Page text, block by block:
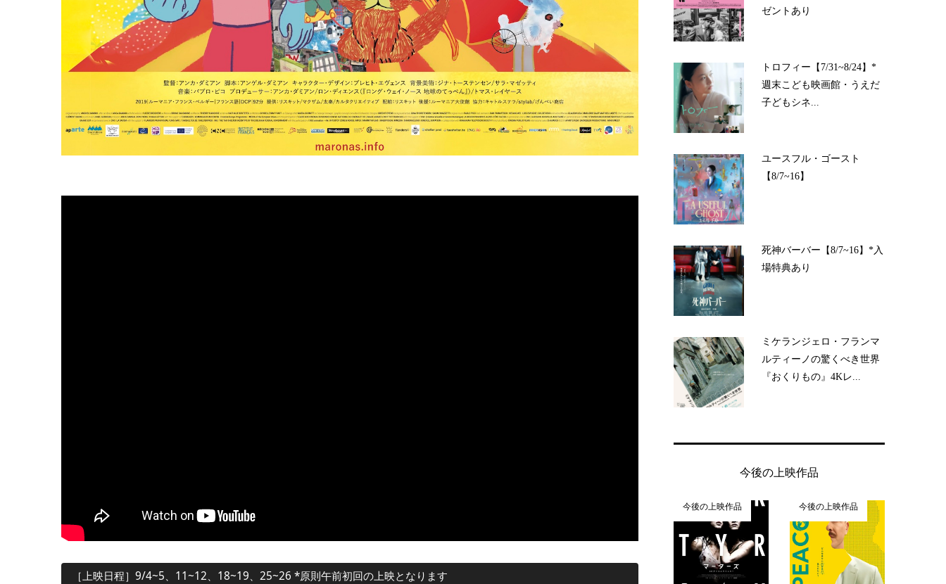
［上映日程］9/4~5、11~12、18~19、25~26 *原則午前初回の上映となります
ゼントあり
トロフィー【7/31~8/24】*
週末こども映画館・うえだ
子どもシネ...
ユースフル・ゴースト
【8/7~16】
死神バーバー【8/7~16】*入
場特典あり
ミケランジェロ・フランマ
ルティーノの驚くべき世界
『おくりもの』4Kレ...
今後の上映作品
今後の上映作品 今後の上映作品